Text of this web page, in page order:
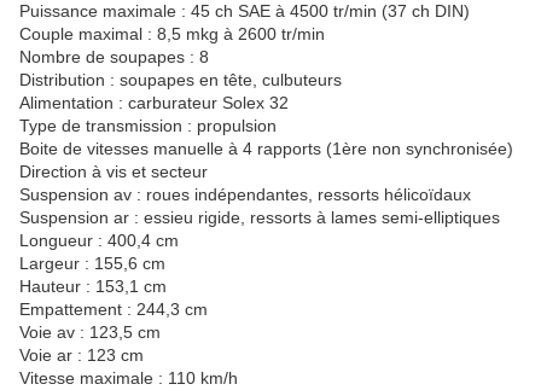
Puissance maximale : 45 ch SAE à 4500 tr/min (37 ch DIN)
Couple maximal : 8,5 mkg à 2600 tr/min
Nombre de soupapes : 8
Distribution : soupapes en tête, culbuteurs
Alimentation : carburateur Solex 32
Type de transmission : propulsion
Boite de vitesses manuelle à 4 rapports (1ère non synchronisée)
Direction à vis et secteur
Suspension av : roues indépendantes, ressorts hélicoïdaux
Suspension ar : essieu rigide, ressorts à lames semi-elliptiques
Longueur : 400,4 cm
Largeur : 155,6 cm
Hauteur : 153,1 cm
Empattement : 244,3 cm
Voie av : 123,5 cm
Voie ar : 123 cm
Vitesse maximale : 110 km/h